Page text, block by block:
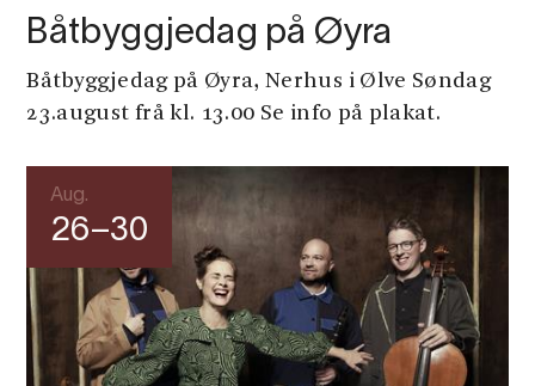
Båtbyggjedag på Øyra
Båtbyggjedag på Øyra, Nerhus i Ølve Søndag
23.august frå kl. 13.00 Se info på plakat.
Aug.
26–30